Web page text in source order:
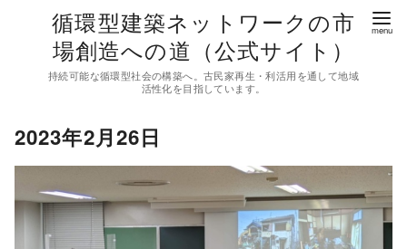
循環型建築ネットワークの市
場創造への道（公式サイト）
持続可能な循環型社会の構築へ。古民家再生・利活用を通して地域
活性化を目指しています。
2023年2月26日